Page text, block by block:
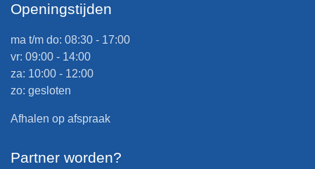
Openingstijden
ma t/m do: 08:30 - 17:00
vr: 09:00 - 14:00
za: 10:00 - 12:00
zo: gesloten
Afhalen op afspraak
Partner worden?